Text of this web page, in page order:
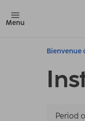
Menu
Bienvenue
Period